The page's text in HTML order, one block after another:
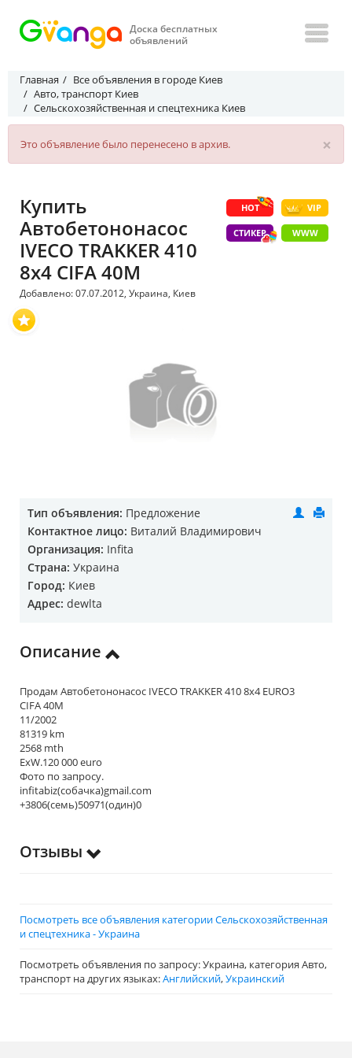
Доска бесплатных
объявлений
Главная
Все объявления в городе Киев
Авто, транспорт Киев
Сельскохозяйственная и спецтехника Киев
×
Это объявление было перенесено в архив.
HOT VIP
СТИКЕР WWW
Купить
Автобетононасос
IVECO TRAKKER 410
8x4 CIFA 40M
Добавлено: 07.07.2012, Украина, Киев
Тип объявления: Предложение
Контактное лицо: Виталий Владимирович
Организация: Infita
Страна: Украина
Город: Киев
Адрес: dewlta
Описание
Продам Автобетононасос IVECO TRAKKER 410 8x4 EURO3
CIFA 40M
11/2002
81319 km
2568 mth
ExW.120 000 euro
Фото по запросу.
infitabiz(собачка)gmail.com
+3806(семь)50971(один)0
Отзывы
Посмотреть все объявления категории Сельскохозяйственная
и спецтехника - Украина
Посмотреть объявления по запросу: Украина, категория Авто,
транспорт на других языках:Английский,Украинский